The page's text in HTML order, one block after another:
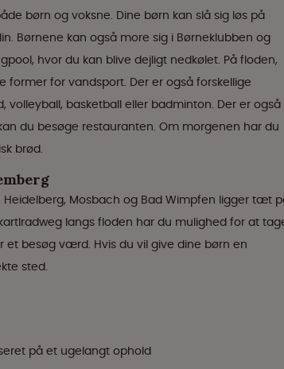
børn og voksne. Dine børn kan slå sig løs på
Børnene kan også more sig i Børneklubben og
hvor du kan blive dejligt nedkølet. På floden,
former for vandsport. Der er også forskellige
volleyball, basketball eller badminton. Der er også
du besøge restauranten. Om morgenen har du
brød.
Mosbach og Bad Wimpfen ligger tæt
langs floden har du mulighed for at
besøg værd. Hvis du vil give dine børn en
sted.
på et ugelangt ophold